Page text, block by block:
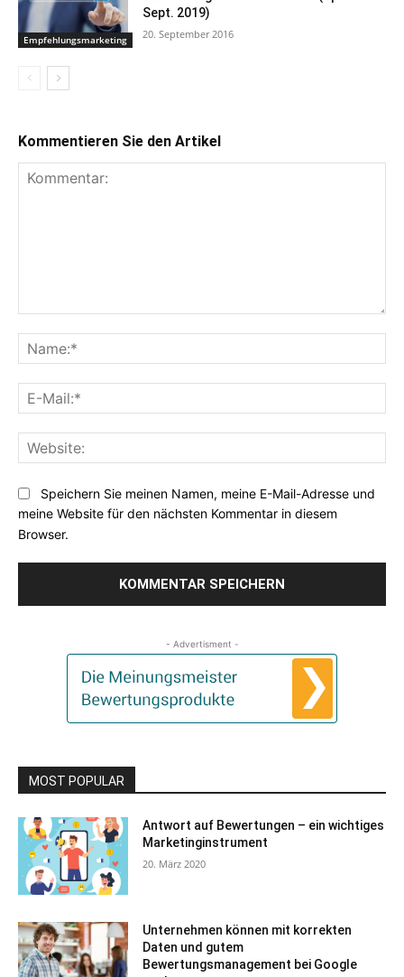
Empfehlungsmarketing
Sept. 2019)
20. September 2016
Kommentieren Sie den Artikel
Speichern Sie meinen Namen, meine E-Mail-Adresse und
meine Website für den nächsten Kommentar in diesem
Browser.
- Advertisment -
MOST POPULAR
Antwort auf Bewertungen – ein wichtiges
Marketinginstrument
20. März 2020
Unternehmen können mit korrekten
Daten und gutem
Bewertungsmanagement bei Google